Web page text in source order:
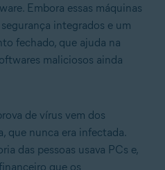
Embora essas máquinas
integrados e um
fechado, que ajuda na
maliciosos ainda
de vírus vem dos
que nunca era infectada.
das pessoas usava PCs e,
que os